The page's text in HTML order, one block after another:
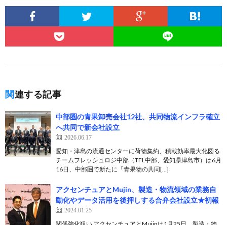
関連する記事
中部圏の青果卸売会社12社、共同物流インフラ確立
へ共同で新会社設立
2026.06.17
愛知・津島の流通センターに荷物集約、積載効率最大化図る
チームフレッシュロジ中部（TFL中部、愛知県津島市）は6月
16日、中部圏で新たに「青果物の共同[…]
アクセンチュアとMujin、製造・物流領域の業務自
動化やデータ活用を後押しする合弁会社設立★初報
2024.01.25